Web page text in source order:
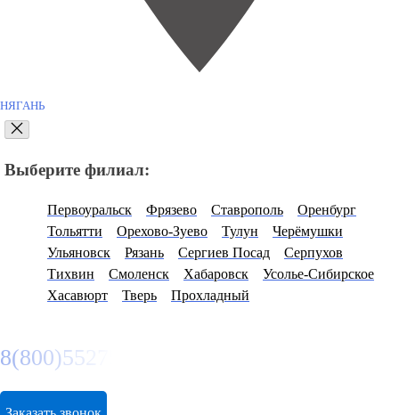
НЯГАНЬ
Выберите филиал:
Первоуральск Фрязево Ставрополь
Оренбург
Тольятти
Орехово-Зуево Тулун
Черёмушки
Ульяновск
Рязань Сергиев Посад
Серпухов
Тихвин
Смоленск Хабаровск
Усолье-Сибирское
Хасавюрт
Тверь Прохладный
8(800)5527584